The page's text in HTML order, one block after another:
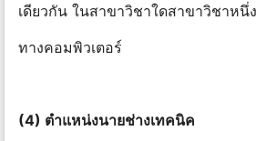
เดียวกัน ในสาขาวิชาใดสาขาวิชาหนึ่ง
ทางคอมพิวเตอร์
(4) ตําแหน่งนายช่างเทคนิค